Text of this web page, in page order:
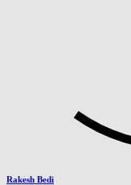
Rakesh Bedi